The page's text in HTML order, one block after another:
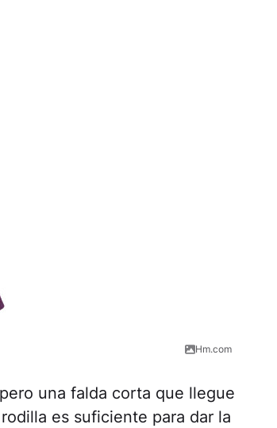
Hm.com
una falda corta que llegue
es suficiente para dar la